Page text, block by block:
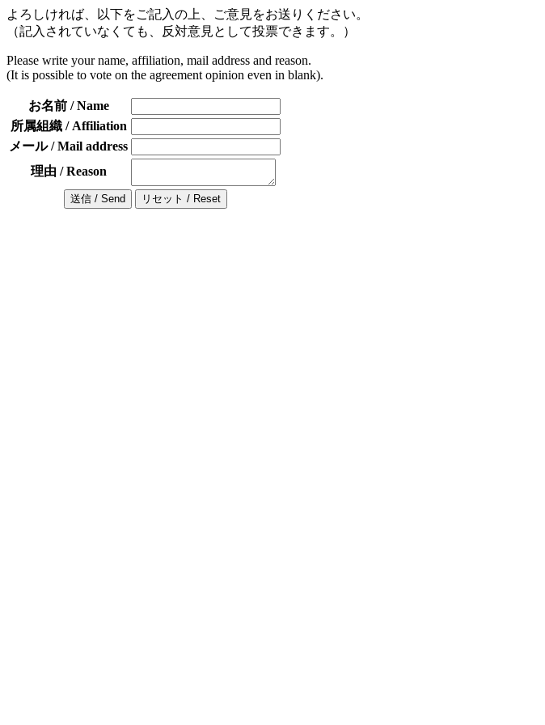
よろしければ、以下をご記入の上、ご意見をお送りください。
（記入されていなくても、反対意見として投票できます。）
Please write your name, affiliation, mail address and reason.
(It is possible to vote on the agreement opinion even in blank).
お名前 / Name
所属組織 / Affiliation
メール / Mail address
理由 / Reason